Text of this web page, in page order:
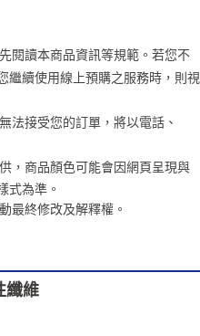
服務，並由商店將買賣／分期付款
公司帳單繳交帳款。
契約關係目的，商店將以您的個人
灣大哥大進項蒐集、處理及利用，
單仍視為有效，需透過AFTEE先享
之結帳頁面顯示為準，若有關於
關疑問，請聯繫「AFTEE先享後付
support/home
「AFTEE先享後付」服務完成之交
料，並將交易相關給付款項請求債
網址：
引起之損失，本公司不負相關責
個別帳號之用戶狀況，依本公司即
不足之情形，本公司將視審查結果
運費
日起不提供京站紙袋，取件時
詢問
閱讀本商品資訊等規範。若您不
繼續使用線上預購之服務時，則視
法接受您的訂單，將以電話、
，商品顏色可能會因網頁呈現與
式為準。
最終修改及解釋權。
纖維